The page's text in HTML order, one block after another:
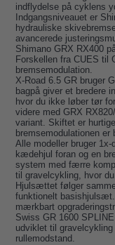
indflydelse på cyklens
Indgangsniveauet er
hydrauliske
avancerede
Shimano GRX RX400
Forskellen fra CUES
bremsemodulation.
X-Road 6.5 GR bruger
bagpå giver et bredere
hvor du ikke løber tør
videre med GRX
variant. Skiftet er
bremsemodulationen
Alle modeller bruger
kædehjul foran og en
system med færre
til gravelcykling, hvor
Hjulsættet følger
funktionelt
mærkbart
Swiss GR 1600
udviklet til
rullemodstand.